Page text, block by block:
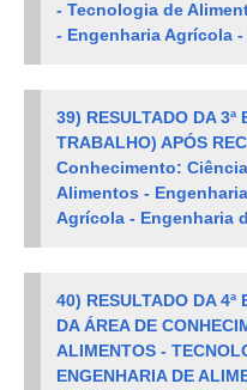
- Tecnologia de
- Engenharia Agrícola
39) RESULTADO DA 3ª
TRABALHO) APÓS
Conhecimento:
Alimentos -
Agrícola - Engenharia
40) RESULTADO DA 4ª
DA ÁREA DE
ALIMENTOS -
ENGENHARIA DE